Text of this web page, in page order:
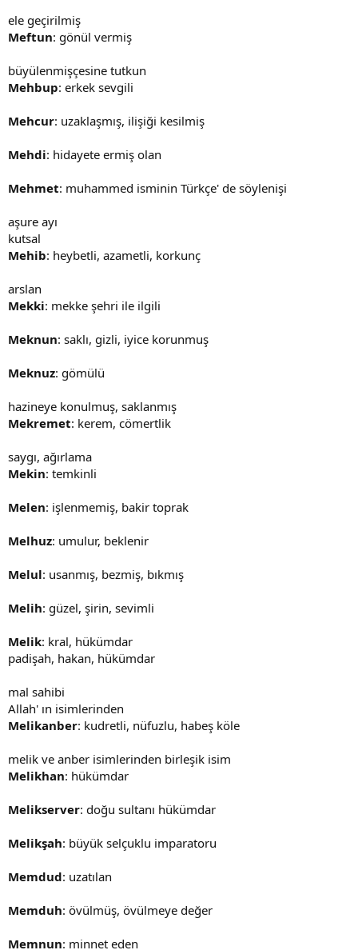
ele geçirilmiş
Meftun: gönül vermiş
büyülenmişçesine tutkun
Mehbup: erkek sevgili
Mehcur: uzaklaşmış, ilişiği kesilmiş
Mehdi: hidayete ermiş olan
Mehmet: muhammed isminin Türkçe' de söylenişi
aşure ayı
kutsal
Mehib: heybetli, azametli, korkunç
arslan
Mekki: mekke şehri ile ilgili
Meknun: saklı, gizli, iyice korunmuş
Meknuz: gömülü
hazineye konulmuş, saklanmış
Mekremet: kerem, cömertlik
saygı, ağırlama
Mekin: temkinli
Melen: işlenmemiş, bakir toprak
Melhuz: umulur, beklenir
Melul: usanmış, bezmiş, bıkmış
Melih: güzel, şirin, sevimli
Melik: kral, hükümdar
padişah, hakan, hükümdar
mal sahibi
Allah' ın isimlerinden
Melikanber: kudretli, nüfuzlu, habeş köle
melik ve anber isimlerinden birleşik isim
Melikhan: hükümdar
Melikserver: doğu sultanı hükümdar
Melikşah: büyük selçuklu imparatoru
Memdud: uzatılan
Memduh: övülmüş, övülmeye değer
Memnun: minnet eden